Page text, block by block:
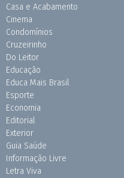
Casa e Acabamento
Cinema
Condomínios
Cruzeirinho
Do Leitor
Educação
Educa Mais Brasil
Esporte
Economia
Editorial
Exterior
Guia Saúde
Informação Livre
Letra Viva